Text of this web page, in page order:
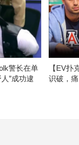
警长在单
”成功逮
【EV扑
识破，